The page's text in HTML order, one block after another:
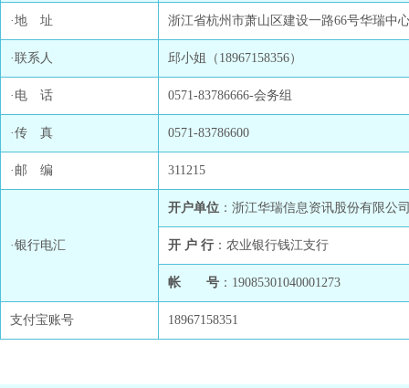
·地 址 浙江省杭州市萧山区建设一路66号华瑞中
·联系人 邱小姐（18967158356）
·电 话 0571-83786666-会务组
·传 真 0571-83786600
·邮 编 311215
·银行电汇
开户单位 ：浙江华瑞信息资讯股份有限公
开 户 行 ：农业银行钱江支行
帐 号 ：19085301040001273
支付宝账号 18967158351